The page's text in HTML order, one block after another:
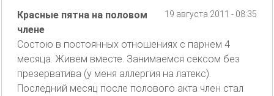
19 августа 2011 - 08:35
Красные пятна на половом
члене
Состою в постоянных отношениях с парнем 4
месяца. Живем вместе. Занимаемся сексом без
презерватива (у меня аллергия на латекс).
Последний месяц после полового акта член стал